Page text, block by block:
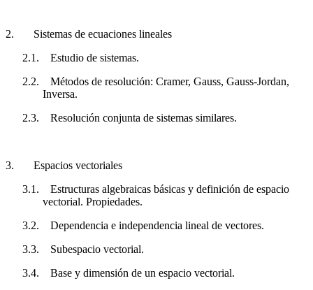
2.
Sistemas de ecuaciones lineales
2.1.
Estudio de sistemas.
2.2.
Métodos de resolución: Cramer, Gauss, Gauss-Jordan,
Inversa.
2.3.
Resolución conjunta de sistemas similares.
3.
Espacios vectoriales
3.1.
Estructuras algebraicas básicas y definición de espacio
vectorial. Propiedades.
3.2.
Dependencia e independencia lineal de vectores.
3.3.
Subespacio vectorial.
3.4.
Base y dimensión de un espacio vectorial.